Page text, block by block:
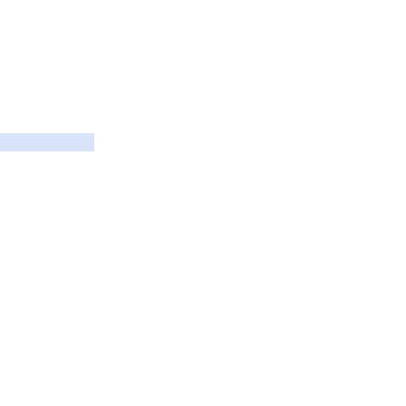
のみとなります。 順次、開店日を増やして行けたらと思います。